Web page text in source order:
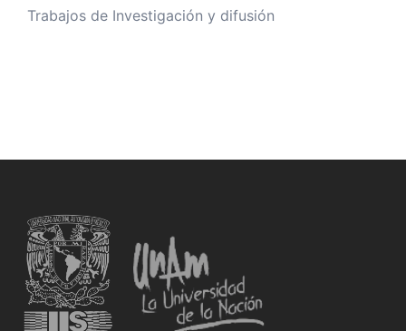
Trabajos de Investigación y difusión